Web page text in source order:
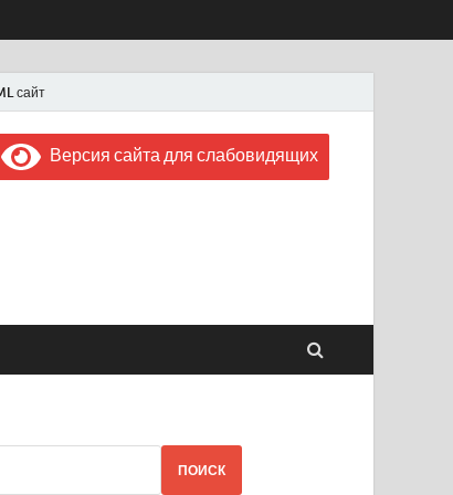
сайт
Россия"
Версия сайта для слабовидящих
ПОИСК